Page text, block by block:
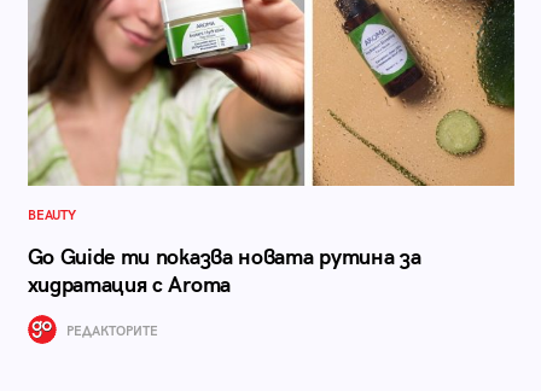
BEAUTY
Go Guide ти показва новата рутина за
хидратация с Aroma
РЕДАКТОРИТЕ